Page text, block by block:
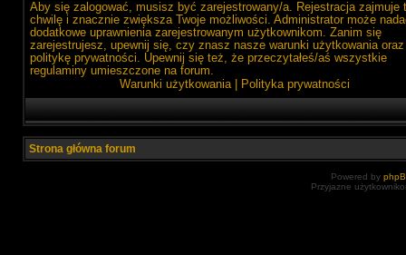
Aby się zalogować, musisz być zarejestrowany/a. Rejestracja zajmuje
chwilę i znacznie zwiększa Twoje możliwości. Administrator może
dodatkowe uprawnienia zarejestrowanym użytkownikom. Zanim się
zarejestrujesz, upewnij się, czy znasz nasze warunki użytkowania oraz
politykę prywatności. Upewnij się też, że przeczytałeś/aś wszystkie
regulaminy umieszczone na forum.
Warunki użytkowania| Polityka prywatności
Strona główna forum
Powered by
Przyjazne